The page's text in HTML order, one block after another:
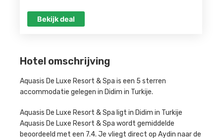
Hotel omschrijving
Aquasis De Luxe Resort & Spa is een 5 sterren
accommodatie gelegen in Didim in Turkije.
Aquasis De Luxe Resort & Spa ligt in Didim in Turkije
Aquasis De Luxe Resort & Spa wordt gemiddelde
beoordeeld met een 7.4. Je vliegt direct op Aydin naar de
Bekijk deal